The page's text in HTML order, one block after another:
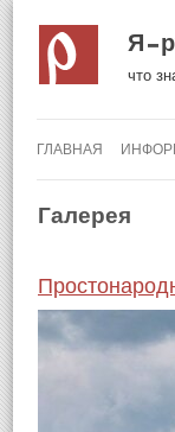
Я
что
ГЛАВНАЯ
Галерея